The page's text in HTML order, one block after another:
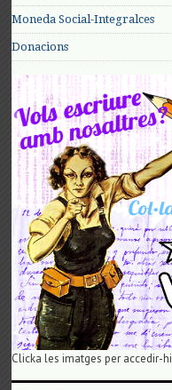
Moneda Social-Integralces
Donacions
Clicka les imatges per accedir-hi